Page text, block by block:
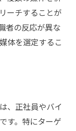
ーチすることが
者の反応が異な
体を選定するこ
、正社員やバイ
す。特にターゲ